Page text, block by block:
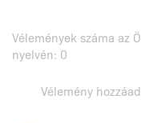
Vélemények száma az
nyelvén: 0
Vélemény